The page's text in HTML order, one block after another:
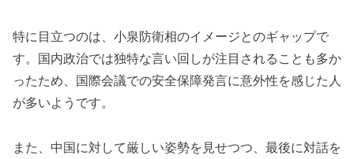
特に目立つのは、小泉防衛相のイメージとのギャップで
す。国内政治では独特な言い回しが注目されることも多か
ったため、国際会議での安全保障発言に意外性を感じた人
が多いようです。
また、中国に対して厳しい姿勢を見せつつ、最後に対話を